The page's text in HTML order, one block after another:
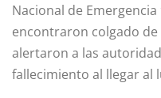
Nacional de
encontraron colgado
alertaron a las
fallecimiento al llegar al